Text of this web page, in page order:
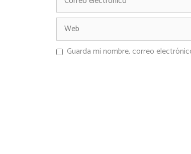
Guarda mi nombre, correo